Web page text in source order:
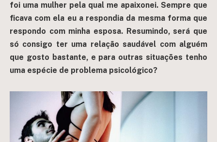
foi uma mulher pela qual me apaixonei. Sempre que
ficava com ela eu a respondia da mesma forma que
respondo com minha esposa. Resumindo, será que
só consigo ter uma relação saudável com alguém
que gosto bastante, e para outras situações tenho
uma espécie de problema psicológico?